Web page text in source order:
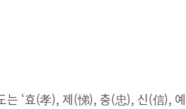
는 ‘효(孝), 제(悌), 충(忠), 신(信),